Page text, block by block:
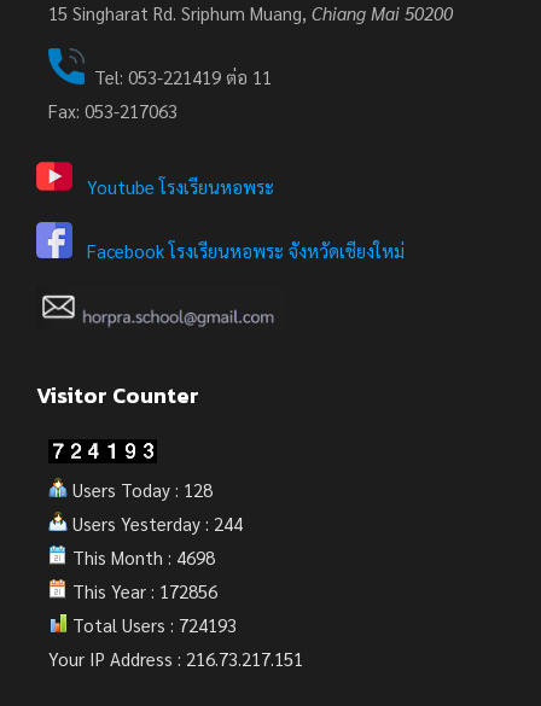
15 Singharat Rd. Sriphum Muang, Chiang Mai 50200
Tel: 053-221419 ต่อ 11
Fax: 053-217063
Youtube โรงเรียนหอพระ
Facebook โรงเรียนหอพระ จังหวัดเชียงใหม่
Visitor Counter
Users Today : 128
Users Yesterday : 244
This Month : 4698
This Year : 172856
Total Users : 724193
Your IP Address : 216.73.217.151